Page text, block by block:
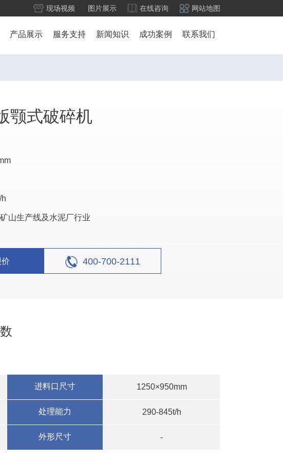
现场视频 图片展示 在线咨询 网站地图
产品展示 服务支持 新闻知识 成功案例 联系我们
颚式破碎机
山生产线及水泥厂行业
400-700-2111
进料口尺寸 1250×950mm
处理能力 290-845t/h
外形尺寸 -
产线